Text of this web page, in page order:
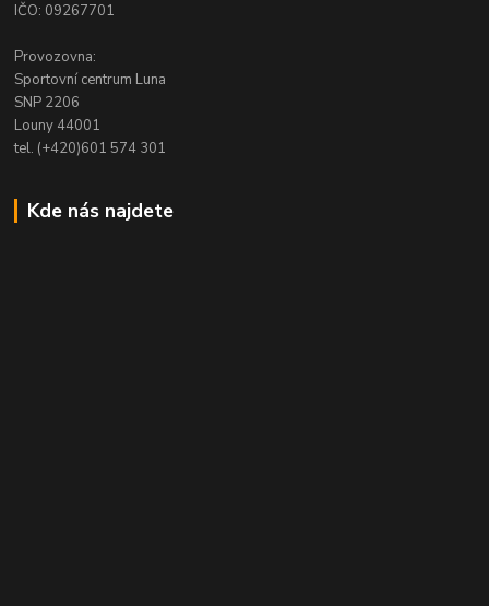
IČO: 09267701
Provozovna:
Sportovní centrum Luna
SNP 2206
Louny 44001
tel. (+420)601 574 301
Kde nás najdete